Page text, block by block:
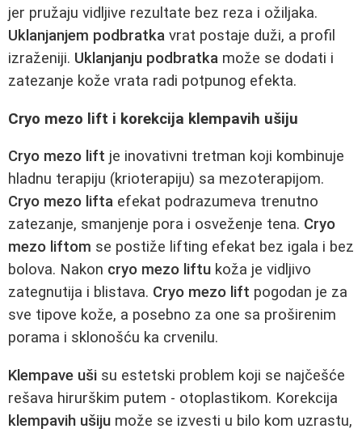
jer pružaju vidljive rezultate bez reza i ožiljaka.
Uklanjanjem podbratka vrat postaje duži, a profil
izraženiji. Uklanjanju podbratka može se dodati i
zatezanje kože vrata radi potpunog efekta.
Cryo mezo lift i korekcija klempavih ušiju
Cryo mezo lift je inovativni tretman koji kombinuje
hladnu terapiju (krioterapiju) sa mezoterapijom.
Cryo mezo lifta efekat podrazumeva trenutno
zatezanje, smanjenje pora i osveženje tena. Cryo
mezo liftom se postiže lifting efekat bez igala i bez
bolova. Nakon cryo mezo liftu koža je vidljivo
zategnutija i blistava. Cryo mezo lift pogodan je za
sve tipove kože, a posebno za one sa proširenim
porama i sklonošću ka crvenilu.
Klempave uši su estetski problem koji se najčešće
rešava hirurškim putem - otoplastikom. Korekcija
klempavih ušiju može se izvesti u bilo kom uzrastu,